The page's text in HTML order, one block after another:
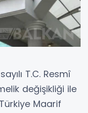
T.C. Resmî
değişikliği ile
Türkiye Maarif